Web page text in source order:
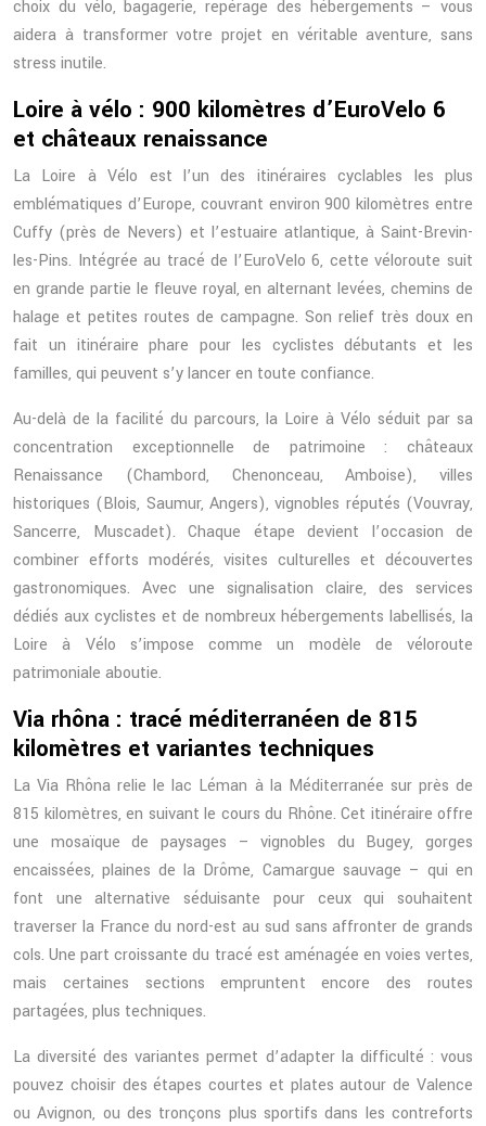
choix du vélo, bagagerie, repérage des hébergements – vous
aidera à transformer votre projet en véritable aventure, sans
stress inutile.
Loire à vélo : 900 kilomètres d’EuroVelo 6
et châteaux renaissance
La Loire à Vélo est l’un des itinéraires cyclables les plus
emblématiques d’Europe, couvrant environ 900 kilomètres entre
Cuffy (près de Nevers) et l’estuaire atlantique, à Saint-Brevin-
les-Pins. Intégrée au tracé de l’EuroVelo 6, cette véloroute suit
en grande partie le fleuve royal, en alternant levées, chemins de
halage et petites routes de campagne. Son relief très doux en
fait un itinéraire phare pour les cyclistes débutants et les
familles, qui peuvent s’y lancer en toute confiance.
Au-delà de la facilité du parcours, la Loire à Vélo séduit par sa
concentration exceptionnelle de patrimoine : châteaux
Renaissance (Chambord, Chenonceau, Amboise), villes
historiques (Blois, Saumur, Angers), vignobles réputés (Vouvray,
Sancerre, Muscadet). Chaque étape devient l’occasion de
combiner efforts modérés, visites culturelles et découvertes
gastronomiques. Avec une signalisation claire, des services
dédiés aux cyclistes et de nombreux hébergements labellisés, la
Loire à Vélo s’impose comme un modèle de véloroute
patrimoniale aboutie.
Via rhôna : tracé méditerranéen de 815
kilomètres et variantes techniques
La Via Rhôna relie le lac Léman à la Méditerranée sur près de
815 kilomètres, en suivant le cours du Rhône. Cet itinéraire offre
une mosaïque de paysages – vignobles du Bugey, gorges
encaissées, plaines de la Drôme, Camargue sauvage – qui en
font une alternative séduisante pour ceux qui souhaitent
traverser la France du nord-est au sud sans affronter de grands
cols. Une part croissante du tracé est aménagée en voies vertes,
mais certaines sections empruntent encore des routes
partagées, plus techniques.
La diversité des variantes permet d’adapter la difficulté : vous
pouvez choisir des étapes courtes et plates autour de Valence
ou Avignon, ou des tronçons plus sportifs dans les contreforts